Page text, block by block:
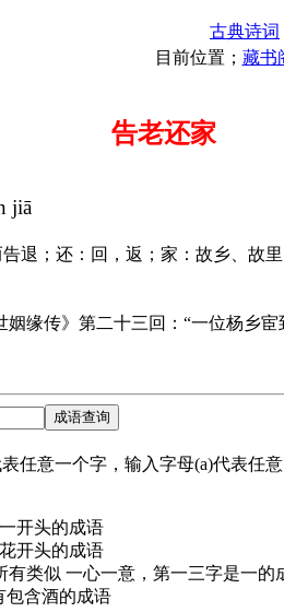
古典诗词
目前位置； 藏书
告老还家
jiā
；还：回，返；家：故乡、故里
缘传》第二十三回：“一位杨乡宦
意一个字，输入字母(a)代表任
开头的成语
开头的成语
有类似 一心一意，第一三字是一的
包含酒的成语